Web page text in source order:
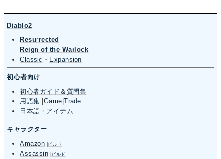
Diablo2
Resurrected
Reign of the Warlock
Classic ・ Expansion
初心者向け
初心者ガイド＆質問集
用語集 Game |Trade
日本語 ・ アイテム
キャラクター
Amazon
ビルド
Assassin ビルド